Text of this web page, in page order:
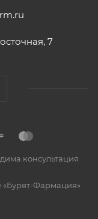
7
консультация
«Бурят-Фармация»